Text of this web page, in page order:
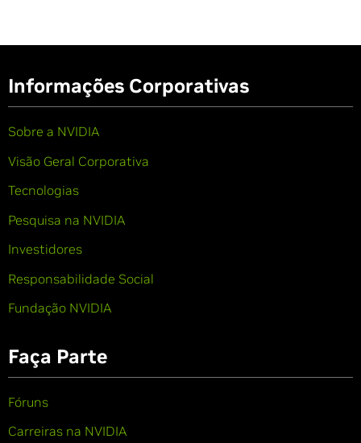
Informações Corporativas
Sobre a NVIDIA
Visão Geral Corporativa
Tecnologias
Pesquisa na NVIDIA
Investidores
Responsabilidade Social
Fundação NVIDIA
Faça Parte
Fóruns
Carreiras na NVIDIA